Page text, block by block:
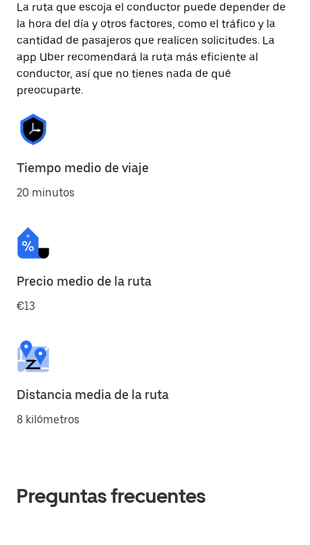
La ruta que escoja el conductor puede depender de
la hora del día y otros factores, como el tráfico y la
cantidad de pasajeros que realicen solicitudes. La
app Uber recomendará la ruta más eficiente al
conductor, así que no tienes nada de qué
preocuparte.
Tiempo medio de viaje
20 minutos
Precio medio de la ruta
€13
Distancia media de la ruta
8 kilómetros
Preguntas frecuentes